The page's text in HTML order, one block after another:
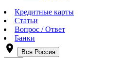
Кредитные карты
Статьи
Вопрос / Ответ
Банки
room Вся Россия